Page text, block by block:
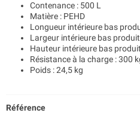
Contenance : 500 L
Matière : PEHD
Longueur intérieure bas
Largeur intérieure bas
Hauteur intérieure bas
Résistance à la charge : 300
Poids : 24,5 kg
Référence